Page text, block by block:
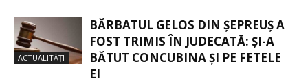
ACTUALITĂȚI
BĂRBATUL GELOS DIN ȘEPREUȘ A
FOST TRIMIS ÎN JUDECATĂ: ȘI-A
BĂTUT CONCUBINA ȘI PE FETELE
EI